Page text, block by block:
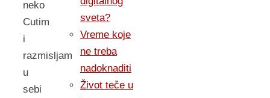
neko
Cutim
i
razmisljam
u
sebi
sveta?
Vreme koje
ne treba
nadoknaditi
Život teče u